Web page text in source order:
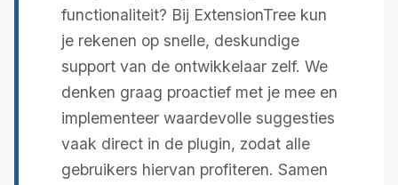
functionaliteit? Bij ExtensionTree kun
je rekenen op snelle, deskundige
support van de ontwikkelaar zelf. We
denken graag proactief met je mee en
implementeer waardevolle suggesties
vaak direct in de plugin, zodat alle
gebruikers hiervan profiteren. Samen